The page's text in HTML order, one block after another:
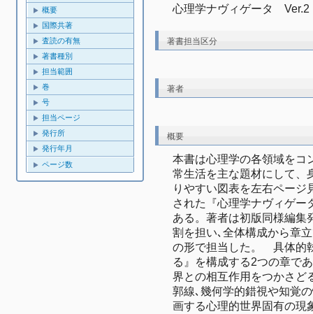
概要
国際共著
査読の有無
著書種別
担当範囲
巻
号
担当ページ
発行所
発行年月
ページ数
心理学ナヴィゲータ　Ver.2
著書担当区分
著者
概要
本書は心理学の各領域をコ
常生活を主な題材にして、
りやすい図表を左右ページ
された『心理学ナヴィゲー
ある。著者は初版同様編集
割を担い､全体構成から章
の形で担当した。　具体的
る』を構成する2つの章で
界との相互作用をつかさど
郭線､幾何学的錯視や知覚
画する心理的世界固有の現